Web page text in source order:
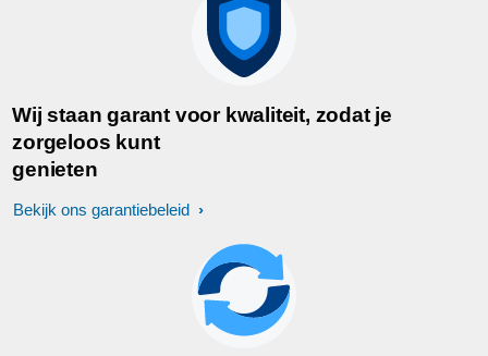
Wij staan garant voor kwaliteit, zodat je
zorgeloos kunt
genieten
Bekijk ons garantiebeleid